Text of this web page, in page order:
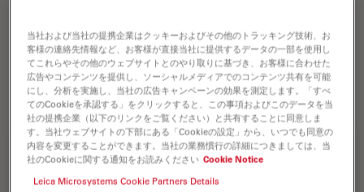
Show all A B C D E F G H I J K
M N O P R S T U V W
MaP (Microstructure and Pores GmbH),
Aachen, Germany
当社および当社の提携企業はクッキーおよびその他のトラッキング技術、お
客様の連絡先情報など、お客様が直接当社に提供するデータの一部を使用し
てこれらやその他のウェブサイトとのやり取りに基づき、お客様に合わせた
広告やコンテンツを提供し、ソーシャルメディアでのコンテンツ共有を可能
にし、分析を実施し、当社の広告キャンペーンの効果を測定します。「すべ
てのCookieを承認する」をクリックすると、この事項およびこのデータを当
社の提携企業（以下のリンクをご覧ください）と共有することに同意しま
す。当社ウェブサイトの下部にある「Cookieの設定」から、いつでも同意の
内容を変更することができます。当社の業務慣行の詳細につきましては、当
社のCookieに関する通知をお読みください Cookie Notice
Leica Microsystems Cookie Partners Details